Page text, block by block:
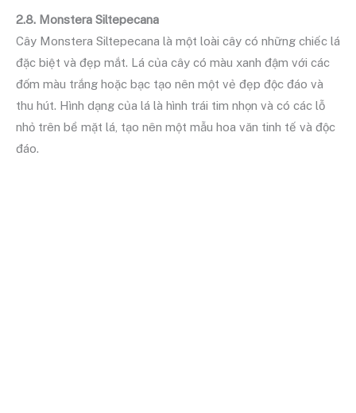
2.8. Monstera Siltepecana
Cây Monstera Siltepecana là một loài cây có những chiếc lá
đặc biệt và đẹp mắt. Lá của cây có màu xanh đậm với các
đốm màu trắng hoặc bạc tạo nên một vẻ đẹp độc đáo và
thu hút. Hình dạng của lá là hình trái tim nhọn và có các lỗ
nhỏ trên bề mặt lá, tạo nên một mẫu hoa văn tinh tế và độc
đáo.